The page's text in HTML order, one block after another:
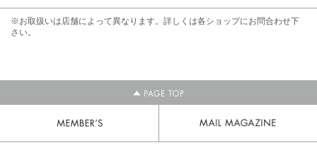
※お取扱いは店舗によって異なります。詳しくは各ショップにお問合わせ下
さい。